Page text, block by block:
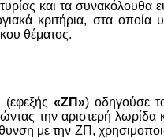
και τα συνακόλουθα
κριτήρια, στα οποία
θέματος.
«ΖΠ») οδηγούσε
την αριστερή λωρίδα
με την ΖΠ,